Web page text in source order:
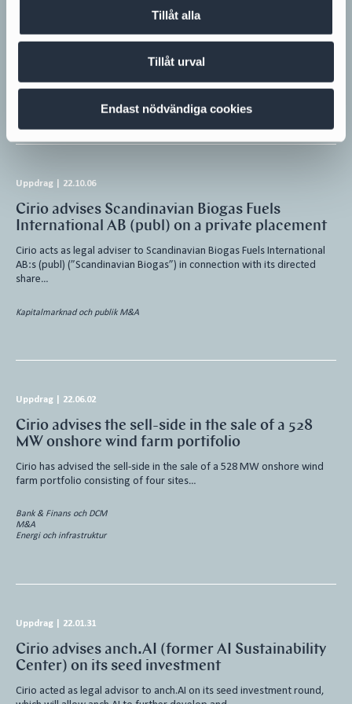
Tillåt alla
Tillåt urval
Endast nödvändiga cookies
connection with mandatory takeover offer
Cirio acts as legal adviser to Scandinavian Biogas Fuels International
Uppdrag 22.10.06
Cirio advises Scandinavian Biogas Fuels
International AB (publ) on a private placement
Cirio acts as legal adviser to Scandinavian Biogas Fuels International
AB:s (publ) (”Scandinavian Biogas”) in connection with its directed
share…
Kapitalmarknad och publik M&A
Uppdrag 22.06.02
Cirio advises the sell-side in the sale of a 528
MW onshore wind farm portifolio
Cirio has advised the sell-side in the sale of a 528 MW onshore wind
farm portfolio consisting of four sites…
Bank & Finans och DCM
M&A
Energi och infrastruktur
Uppdrag 22.01.31
Cirio advises anch.AI (former AI Sustainability
Center) on its seed investment
Cirio acted as legal advisor to anch.AI on its seed investment round,